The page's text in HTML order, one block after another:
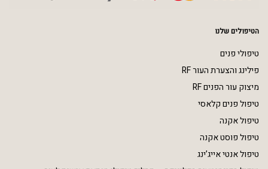
הטיפולים שלנו
טיפולי פנים
פילינג והצערת העור RF
מיצוק עור הפנים RF
טיפול פנים קלאסי
טיפול אקנה
טיפול פוסט אקנה
טיפול אנטי אייג’ינג